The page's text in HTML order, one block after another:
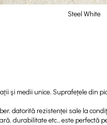
Steel White
și medii unice. Suprafețele din
datorită rezistenței sale la
durabilitate etc., este perfectă